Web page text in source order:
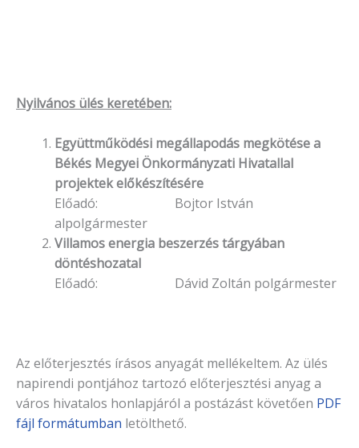
Nyilvános ülés keretében:
Együttműködési megállapodás megkötése a
Békés Megyei Önkormányzati Hivatallal
projektek előkészítésére
Előadó: Bojtor István
alpolgármester
Villamos energia beszerzés tárgyában
döntéshozatal
Előadó: Dávid Zoltán polgármester
Az előterjesztés írásos anyagát mellékeltem. Az ülés
napirendi pontjához tartozó elő­terjesztési anyag a
város hivatalos honlapjáról a postázást köve­tően PDF
fájl formátumban letölthető.